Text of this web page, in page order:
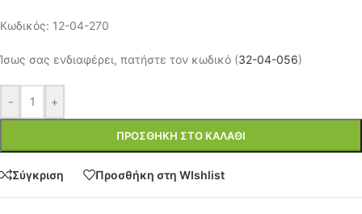
Κωδικός: 12-04-270
Ίσως σας ενδιαφέρει, πατήστε τον κωδικό (32-04-056)
- +
ΠΡΟΣΘΉΚΗ ΣΤΟ ΚΑΛΆΘΙ
Σύγκριση Προσθήκη στη WIshlist